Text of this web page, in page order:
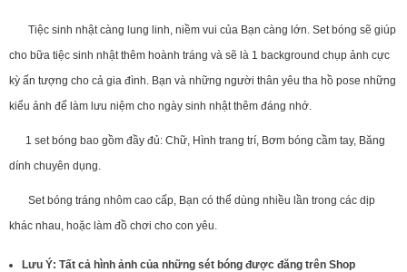
Tiệc sinh nhật càng lung linh, niềm vui của Bạn càng lớn. Set bóng sẽ giúp
cho bữa tiệc sinh nhật thêm hoành tráng và sẽ là 1 background chụp ảnh cực
kỳ ấn tượng cho cả gia đình. Bạn và những người thân yêu tha hồ pose những
kiểu ảnh để làm lưu niệm cho ngày sinh nhật thêm đáng nhớ.
1 set bóng bao gồm đầy đủ: Chữ, Hình trang trí, Bơm bóng cầm tay, Băng
dính chuyên dụng.
Set bóng tráng nhôm cao cấp, Bạn có thể dùng nhiều lần trong các dịp
khác nhau, hoặc làm đồ chơi cho con yêu.
Lưu Ý: Tất cả hình ảnh của những sét bóng được đăng trên Shop